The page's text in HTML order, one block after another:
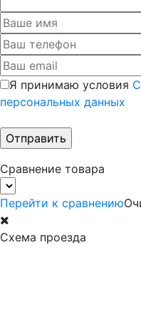
Я принимаю условия
персональных данных
Сравнение товара
Перейти к сравнению
Схема проезда